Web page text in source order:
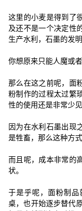
这里的小麦是得到了
及还不是一个决定性
生产水利，石墨的发
你想原来只能人魔或
那么在这之前呢，面
粉制作的过程太过繁
性的使用还是非常少见
因为在水利石墨出现
是牲畜，那么这种方
而且呢，成本非常的
状。
于是乎呢，面粉制
桌，也开始逐步替代